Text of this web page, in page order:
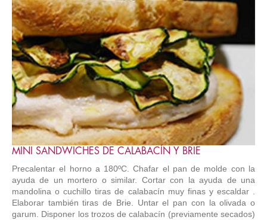
MINI SANDWICHES DE CALABACÍN Y BRIE
Precalentar el horno a 180ºC. Chafar el pan de molde con la
ayuda de un mortero o similar. Cortar con la ayuda de una
mandolina o cuchillo tiras de calabacín muy finas y escaldar .
Elaborar también tiras de Brie. Untar el pan con la olivada o
garum. Disponer los trozos de calabacín (previamente secados)